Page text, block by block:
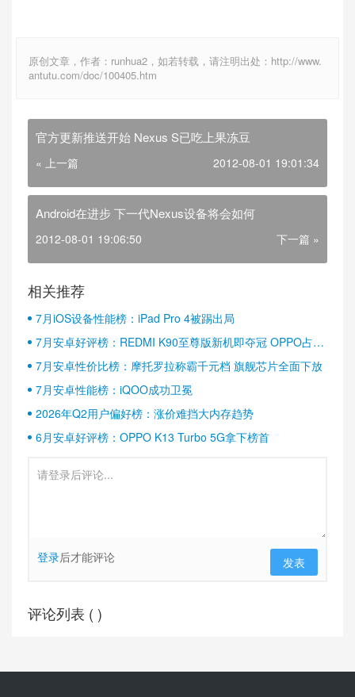
原创文章，作者：runhua2，如若转载，请注明出处：http://www.
antutu.com/doc/100405.htm
官方更新推送开始 Nexus S已吃上果冻豆
« 上一篇 2012-08-01 19:01:34
Android在进步 下一代Nexus设备将会如何
2012-08-01 19:06:50 下一篇 »
相关推荐
7月iOS设备性能榜：iPad Pro 4被踢出局
7月安卓好评榜：REDMI K90至尊版新机即夺冠 OPPO占据
半壁江山
7月安卓性价比榜：摩托罗拉称霸千元档 旗舰芯片全面下放
7月安卓性能榜：iQOO成功卫冕
2026年Q2用户偏好榜：涨价难挡大内存趋势
6月安卓好评榜：OPPO K13 Turbo 5G拿下榜首
登录后才能评论 发表
评论列表 ( )